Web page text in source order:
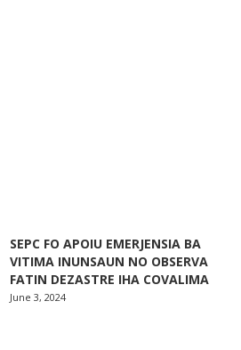
SEPC FO APOIU EMERJENSIA BA
VITIMA INUNSAUN NO OBSERVA
FATIN DEZASTRE IHA COVALIMA
June 3, 2024